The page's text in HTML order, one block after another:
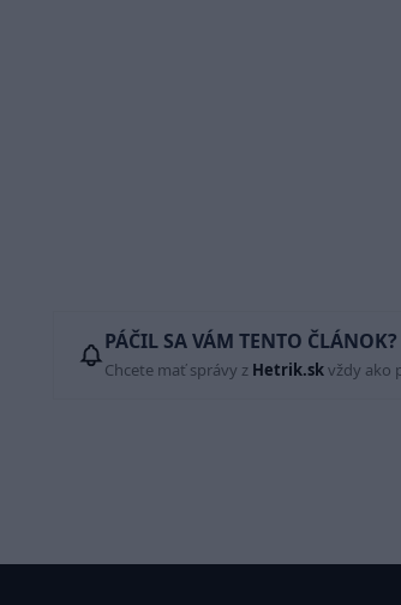
PÁČIL SA VÁM TENTO ČLÁNOK?
Chcete mať správy z Hetrik.skvždy ako